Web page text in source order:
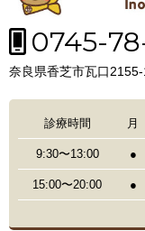
0745-
奈良県香芝市瓦口
診療時間 月
9:30〜13:00 ●
15:00〜20:00 ●